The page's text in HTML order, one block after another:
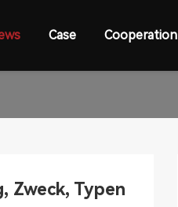
Case Cooperation
Zweck, Typen